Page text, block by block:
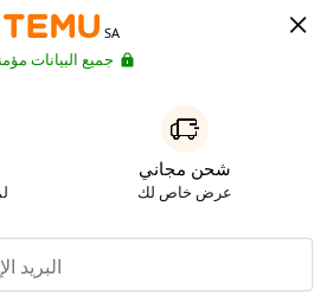
SA
جميع البيانات
شحن مجاني
عرض خاص لك